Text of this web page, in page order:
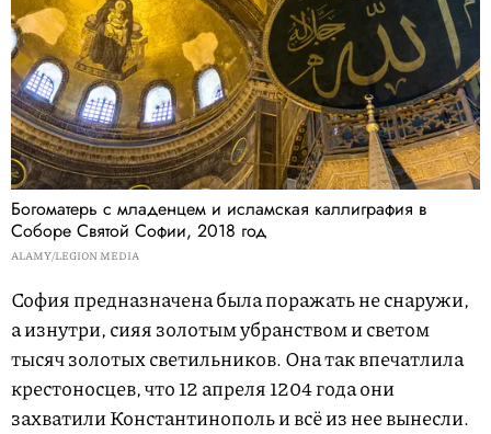
Богоматерь с младенцем и исламская каллиграфия в
Соборе Святой Софии, 2018 год
ALAMY/LEGION MEDIA
София предназначена была поражать не снаружи,
а изнутри, сияя золотым убранством и светом
тысяч золотых светильников. Она так впечатлила
крестоносцев, что 12 апреля 1204 года они
захватили Константинополь и всё из нее вынесли.